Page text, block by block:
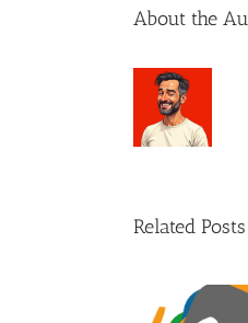
About the
Related Posts